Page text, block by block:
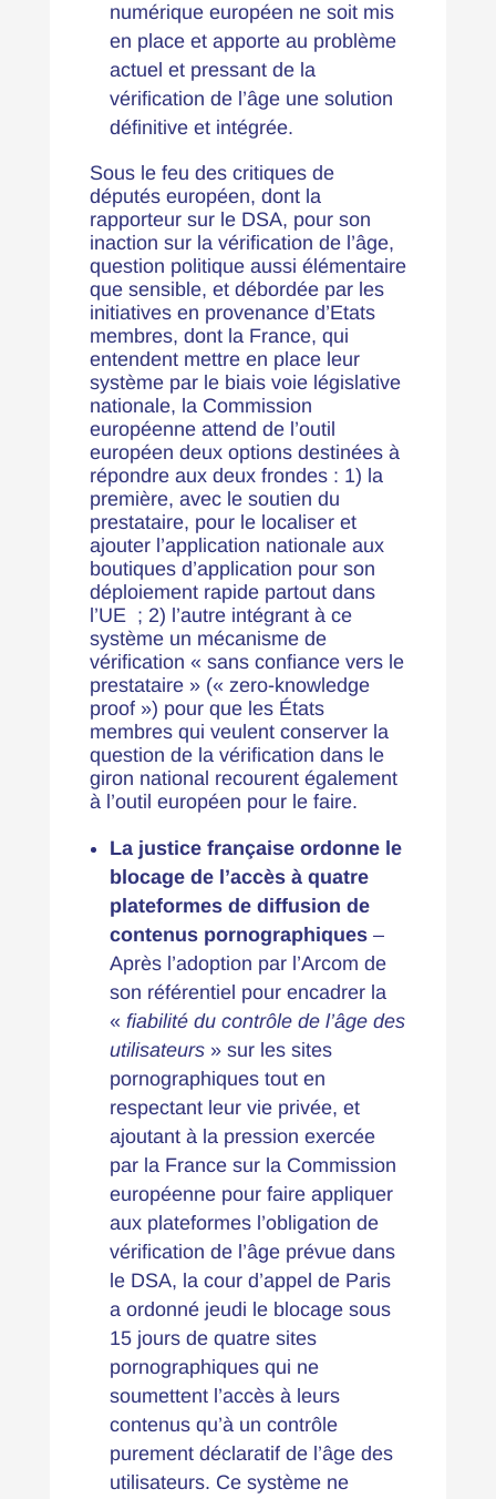
numérique européen ne soit mis
en place et apporte au problème
actuel et pressant de la
vérification de l’âge une solution
définitive et intégrée.
Sous le feu des critiques de
députés européen, dont la
rapporteur sur le DSA, pour son
inaction sur la vérification de l’âge,
question politique aussi élémentaire
que sensible, et débordée par les
initiatives en provenance d’Etats
membres, dont la France, qui
entendent mettre en place leur
système par le biais voie législative
nationale, la Commission
européenne attend de l’outil
européen deux options destinées à
répondre aux deux frondes : 1) la
première, avec le soutien du
prestataire, pour le localiser et
ajouter l’application nationale aux
boutiques d’application pour son
déploiement rapide partout dans
l’UE ; 2) l’autre intégrant à ce
système un mécanisme de
vérification « sans confiance vers le
prestataire » (« zero-knowledge
proof ») pour que les États
membres qui veulent conserver la
question de la vérification dans le
giron national recourent également
à l’outil européen pour le faire.
La justice française ordonne le
blocage de l’accès à quatre
plateformes de diffusion de
contenus pornographiques–
Après l’adoption par l’Arcom de
son référentiel pour encadrer la
«fiabilité du contrôle de l’âge des
utilisateurs» sur les sites
pornographiques tout en
respectant leur vie privée, et
ajoutant à la pression exercée
par la France sur la Commission
européenne pour faire appliquer
aux plateformes l’obligation de
vérification de l’âge prévue dans
le DSA, la cour d’appel de Paris
a ordonné jeudi le blocage sous
15 jours de quatre sites
pornographiques qui ne
soumettent l’accès à leurs
contenus qu’à un contrôle
purement déclaratif de l’âge des
utilisateurs. Ce système ne